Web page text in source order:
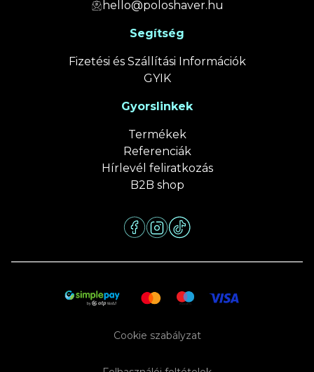
hello@poloshaver.hu
Segítség
Fizetési és Szállítási Információk
GYIK
Gyorslinkek
Termékek
Referenciák
Hírlevél feliratkozás
B2B shop
Cookie szabályzat